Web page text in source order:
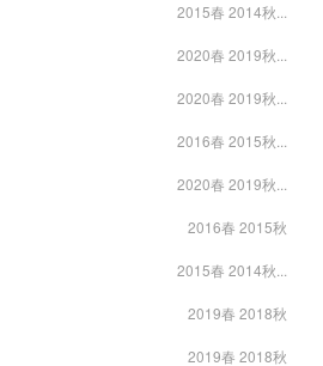
2015春 2014秋...
2020春 2019秋...
2020春 2019秋...
2016春 2015秋...
2020春 2019秋...
2016春 2015秋
2015春 2014秋...
2019春 2018秋
2019春 2018秋